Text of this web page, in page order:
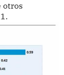
otros